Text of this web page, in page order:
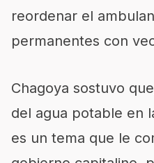
reordenar el
permanentes con
Chagoya sostuvo
del agua potable en
es un tema que le